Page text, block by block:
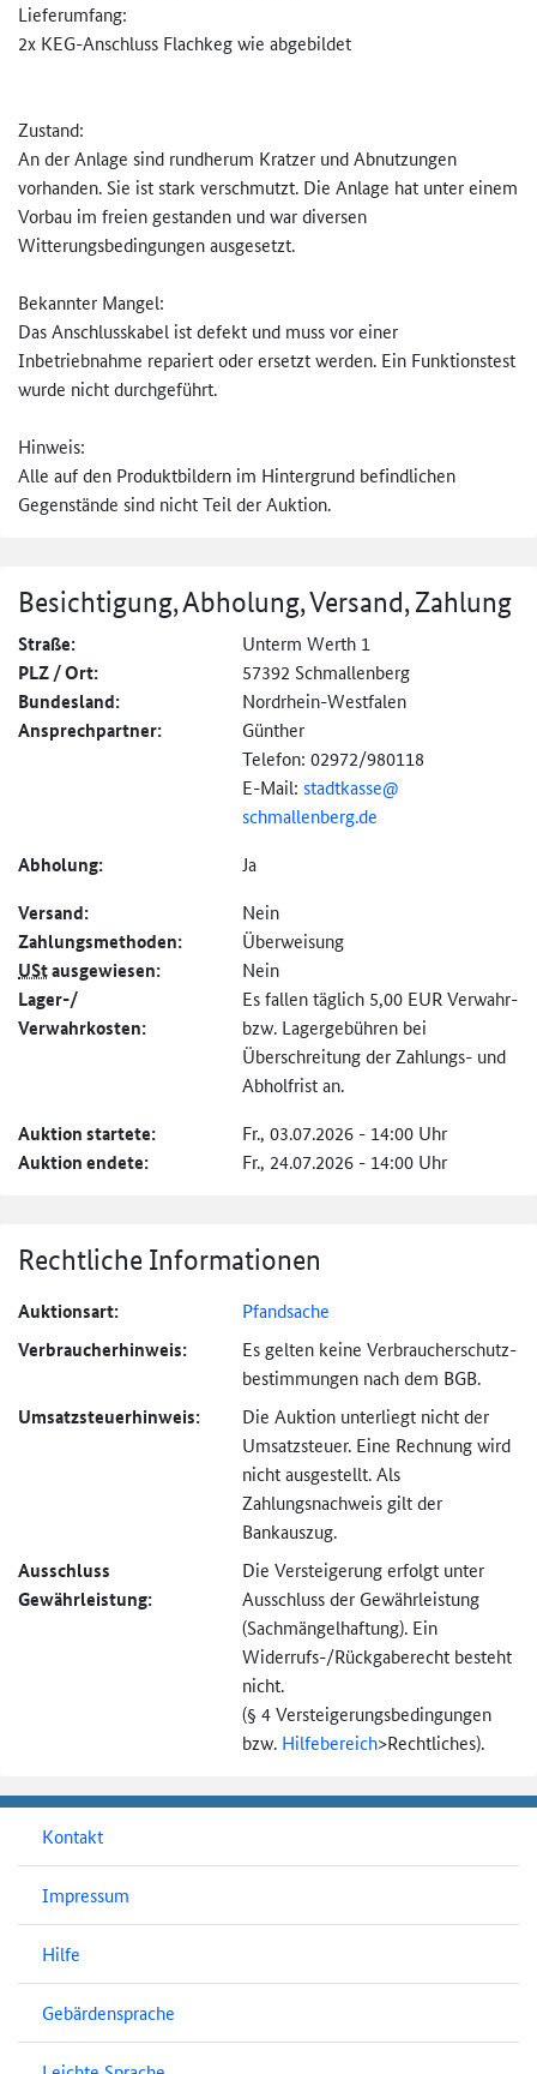
Lieferumfang:
2x KEG-Anschluss Flachkeg wie abgebildet
Zustand:
An der Anlage sind rundherum Kratzer und Abnutzungen
vorhanden. Sie ist stark verschmutzt. Die Anlage hat unter einem
Vorbau im freien gestanden und war diversen
Witterungsbedingungen ausgesetzt.
Bekannter Mangel:
Das Anschlusskabel ist defekt und muss vor einer
Inbetriebnahme repariert oder ersetzt werden. Ein Funktionstest
wurde nicht durchgeführt.
Hinweis:
Alle auf den Produktbildern im Hintergrund befindlichen
Gegenstände sind nicht Teil der Auktion.
Besichtigung, Abholung, Versand, Zahlung
Straße: Unterm Werth 1
PLZ / Ort: 57392 Schmallenberg
Bundesland: Nordrhein-Westfalen
Ansprechpartner:
Günther
Telefon: 02972/980118
E-Mail: stadtkasse@
schmallenberg.de
Abholung: Ja
Versand: Nein
Zahlungs­methoden: Überweisung
UStausgewiesen: Nein
Lager-/
Verwahrkosten:
Es fallen täglich 5,00 EUR Verwahr-
bzw. Lagergebühren bei
Überschreitung der Zahlungs- und
Abholfrist an.
Auktion startete: Fr., 03.07.2026 - 14:00 Uhr
Auktion endete: Fr., 24.07.2026 - 14:00 Uhr
Rechtliche Informationen
Auktionsart: Pfandsache
Verbraucher­hinweis:
Es gelten keine Verbraucher­schutz­
bestimmungen nach dem BGB.
Umsatzsteuer­hinweis:
Die Auktion unterliegt nicht der
Umsatzsteuer. Eine Rechnung wird
nicht ausgestellt. Als
Zahlungsnachweis gilt der
Bankauszug.
Ausschluss
Gewährleistung:
Die Versteigerung erfolgt unter
Ausschluss der Gewährleistung
(Sachmängel­haftung). Ein
Widerrufs-/Rückgaberecht besteht
nicht.
(§ 4 Versteigerungs­bedingungen
bzw. Hilfebereich>Rechtliches).
Kontakt
Impressum
Hilfe
Gebärdensprache